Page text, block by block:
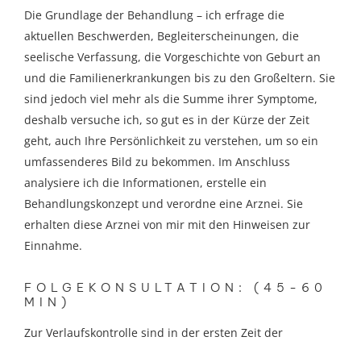
Die Grundlage der Behandlung – ich erfrage die
aktuellen Beschwerden, Begleiterscheinungen, die
seelische Verfassung, die Vorgeschichte von Geburt an
und die Familienerkrankungen bis zu den Großeltern. Sie
sind jedoch viel mehr als die Summe ihrer Symptome,
deshalb versuche ich, so gut es in der Kürze der Zeit
geht, auch Ihre Persönlichkeit zu verstehen, um so ein
umfassenderes Bild zu bekommen. Im Anschluss
analysiere ich die Informationen, erstelle ein
Behandlungskonzept und verordne eine Arznei. Sie
erhalten diese Arznei von mir mit den Hinweisen zur
Einnahme.
FOLGEKONSULTATION: (45-60
MIN)
Zur Verlaufskontrolle sind in der ersten Zeit der